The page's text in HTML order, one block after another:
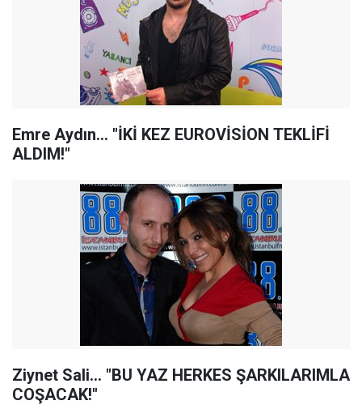
Emre Aydın... "İKİ KEZ EUROVİSİON TEKLİFİ
ALDIM!"
Ziynet Sali... "BU YAZ HERKES ŞARKILARIMLA
COŞACAK!"